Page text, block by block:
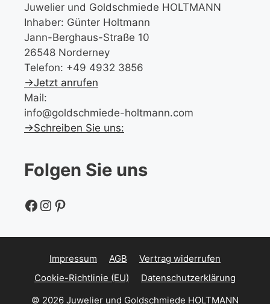
Juwelier und Goldschmiede HOLTMANN
Inhaber: Günter Holtmann
Jann-Berghaus-Straße 10
26548 Norderney
Telefon: +49 4932 3856
→Jetzt anrufen
Mail:
info@goldschmiede-holtmann.com
→Schreiben Sie uns:
Folgen Sie uns
Facebook
Instagram
Pinterest
Impressum AGB
Vertrag widerrufen
Cookie-Richtlinie (EU)
Datenschutzerklärung
© 2026 Juwelier und Goldschmiede HOLTMANN